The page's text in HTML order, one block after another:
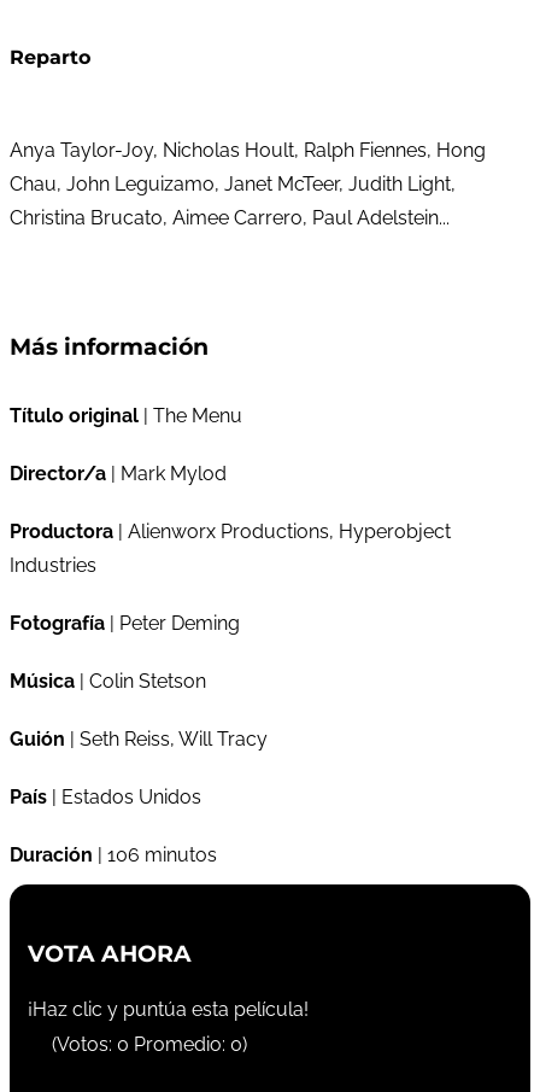
Reparto
Anya Taylor-Joy, Nicholas Hoult, Ralph Fiennes, Hong
Chau, John Leguizamo, Janet McTeer, Judith Light,
Christina Brucato, Aimee Carrero, Paul Adelstein...
Más información
Título original | The Menu
Director/a | Mark Mylod
Productora | Alienworx Productions, Hyperobject
Industries
Fotografía | Peter Deming
Música | Colin Stetson
Guión | Seth Reiss, Will Tracy
País | Estados Unidos
Duración | 106 minutos
VOTA AHORA
¡Haz clic y puntúa esta película!
(Votos: 0 Promedio: 0)